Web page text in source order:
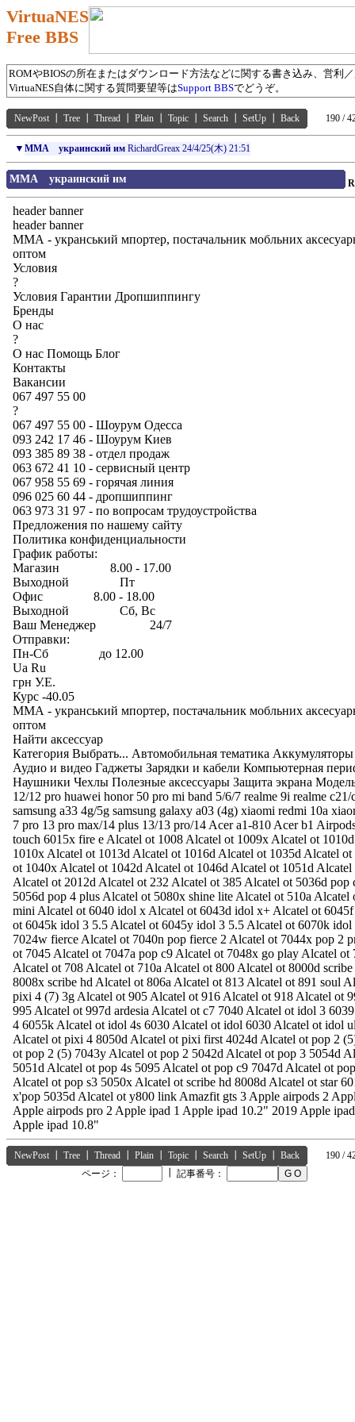
VirtuaNES
Free BBS
ROMやBIOSの所在またはダウンロード方法などに関する書き込み、営利
VirtuaNES自体に関する質問要望等はSupport BBSでどうぞ。
NewPost Tree Thread Plain Topic Search SetUp Back 190 /
▼ MМА украинский им RichardGreax 24/4/25(木) 21:51
MМА украинский им
header banner
header banner
ММА - укранський мпортер, постачальник мобльних
оптом
Условия
?
Условия Гарантии Дропшиппингу
Бренды
О нас
?
О нас Помощь Блог
Контакты
Вакансии
067 497 55 00
?
067 497 55 00 - Шоурум Одесса
093 242 17 46 - Шоурум Киев
093 385 89 38 - отдел продаж
063 672 41 10 - сервисный центр
067 958 55 69 - горячая линия
096 025 60 44 - дропшиппинг
063 973 31 97 - по вопросам трудоустройства
Предложения по нашему сайту
Политика конфиденциальности
График работы:
Магазин 8.00 - 17.00
Выходной Пт
Офис 8.00 - 18.00
Выходной Сб, Вс
Ваш Менеджер 24/7
Отправки:
Пн-Сб до 12.00
Ua Ru
грн У.Е.
Курс -40.05
ММА - укранський мпортер, постачальник мобльних
оптом
Найти аксессуар
Категория Выбрать... Автомобильная тематика
Аудио и видео Гаджеты Зарядки и кабели Компьютерная
Наушники Чехлы Полезные аксессуары Защита экрана
12/12 pro huawei honor 50 pro mi band 5/6/7 realme 9i realme c21/
samsung a33 4g/5g samsung galaxy a03 (4g) xiaomi redmi 10a
7 pro 13 pro max/14 plus 13/13 pro/14 Acer a1-810 Acer b1
touch 6015x fire e Alcatel ot 1008 Alcatel ot 1009x Alcatel ot
1010x Alcatel ot 1013d Alcatel ot 1016d Alcatel ot 1035d Alcatel
ot 1040x Alcatel ot 1042d Alcatel ot 1046d Alcatel ot 1051d Alcatel
Alcatel ot 2012d Alcatel ot 232 Alcatel ot 385 Alcatel ot 5036d pop
5056d pop 4 plus Alcatel ot 5080x shine lite Alcatel ot 510a Alcatel
mini Alcatel ot 6040 idol x Alcatel ot 6043d idol x+ Alcatel ot
ot 6045k idol 3 5.5 Alcatel ot 6045y idol 3 5.5 Alcatel ot 6070k idol
7024w fierce Alcatel ot 7040n pop fierce 2 Alcatel ot 7044x pop 2
ot 7045 Alcatel ot 7047a pop c9 Alcatel ot 7048x go play Alcatel ot
Alcatel ot 708 Alcatel ot 710a Alcatel ot 800 Alcatel ot 8000d
8008x scribe hd Alcatel ot 806a Alcatel ot 813 Alcatel ot 891 soul
pixi 4 (7) 3g Alcatel ot 905 Alcatel ot 916 Alcatel ot 918 Alcatel ot
995 Alcatel ot 997d ardesia Alcatel ot c7 7040 Alcatel ot idol 3
4 6055k Alcatel ot idol 4s 6030 Alcatel ot idol 6030 Alcatel ot idol
Alcatel ot pixi 4 8050d Alcatel ot pixi first 4024d Alcatel ot pop 2
ot pop 2 (5) 7043y Alcatel ot pop 2 5042d Alcatel ot pop 3 5054d
5051d Alcatel ot pop 4s 5095 Alcatel ot pop c9 7047d Alcatel ot
Alcatel ot pop s3 5050x Alcatel ot scribe hd 8008d Alcatel ot star
x'pop 5035d Alcatel ot y800 link Amazfit gts 3 Apple airpods 2
Apple airpods pro 2 Apple ipad 1 Apple ipad 10.2" 2019 Apple
Apple ipad 10.8"
NewPost Tree Thread Plain Topic Search SetUp Back
190 /
ページ：
記事番号：